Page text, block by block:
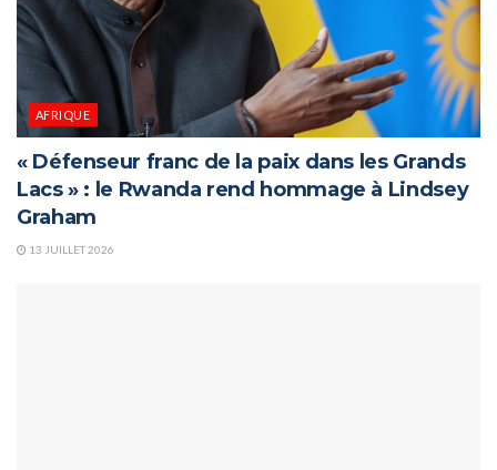
AFRIQUE
« Défenseur franc de la paix dans les Grands
Lacs » : le Rwanda rend hommage à Lindsey
Graham
13 JUILLET 2026